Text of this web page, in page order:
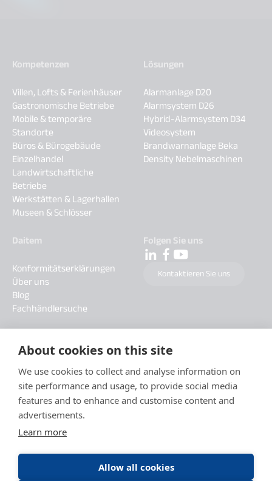
About cookies on this site
We use cookies to collect and analyse information on
site performance and usage, to provide social media
features and to enhance and customise content and
advertisements.
Learn more
Allow all cookies
Kompetenzen
Villen, Lofts & Ferienhäuser
Gastronomische Betriebe
Mobile & temporäre
Standorte
Büros & Bürogebäude
Einzelhandel
Landwirtschaftliche
Betriebe
Werkstätten & Lagerhallen
Museen & Schlösser
Lösungen
Alarmanlage D20
Alarmsystem D26
Hybrid-Alarmsystem D34
Videosystem
Brandwarnanlage Beka
Density Nebelmaschinen
Daitem
Konformitätserklärungen
Über uns
Blog
Fachhändlersuche
Folgen Sie uns
Kontaktieren Sie uns